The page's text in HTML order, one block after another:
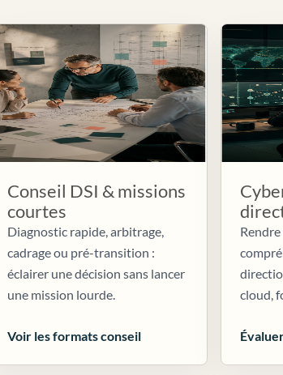
Conseil DSI & missions
courtes
Diagnostic rapide, arbitrage,
cadrage ou pré-transition :
éclairer une décision sans lancer
une mission lourde.
Voir les formats conseil
cloud,